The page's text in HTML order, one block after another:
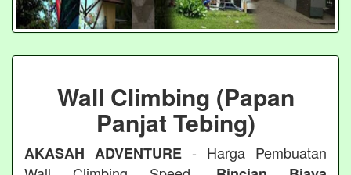
Wall Climbing (Papan
Panjat Tebing)
AKASAH ADVENTURE - Harga Pembuatan